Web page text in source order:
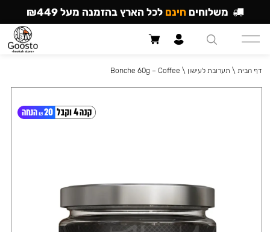
דף הבית \ תערובת לעישון \
Bonche 60g – Coffee
משלוחים חינם לכל הארץ בהזמנה מעל ₪449